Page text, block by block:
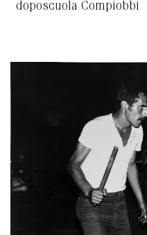
doposcuola Compiobbi